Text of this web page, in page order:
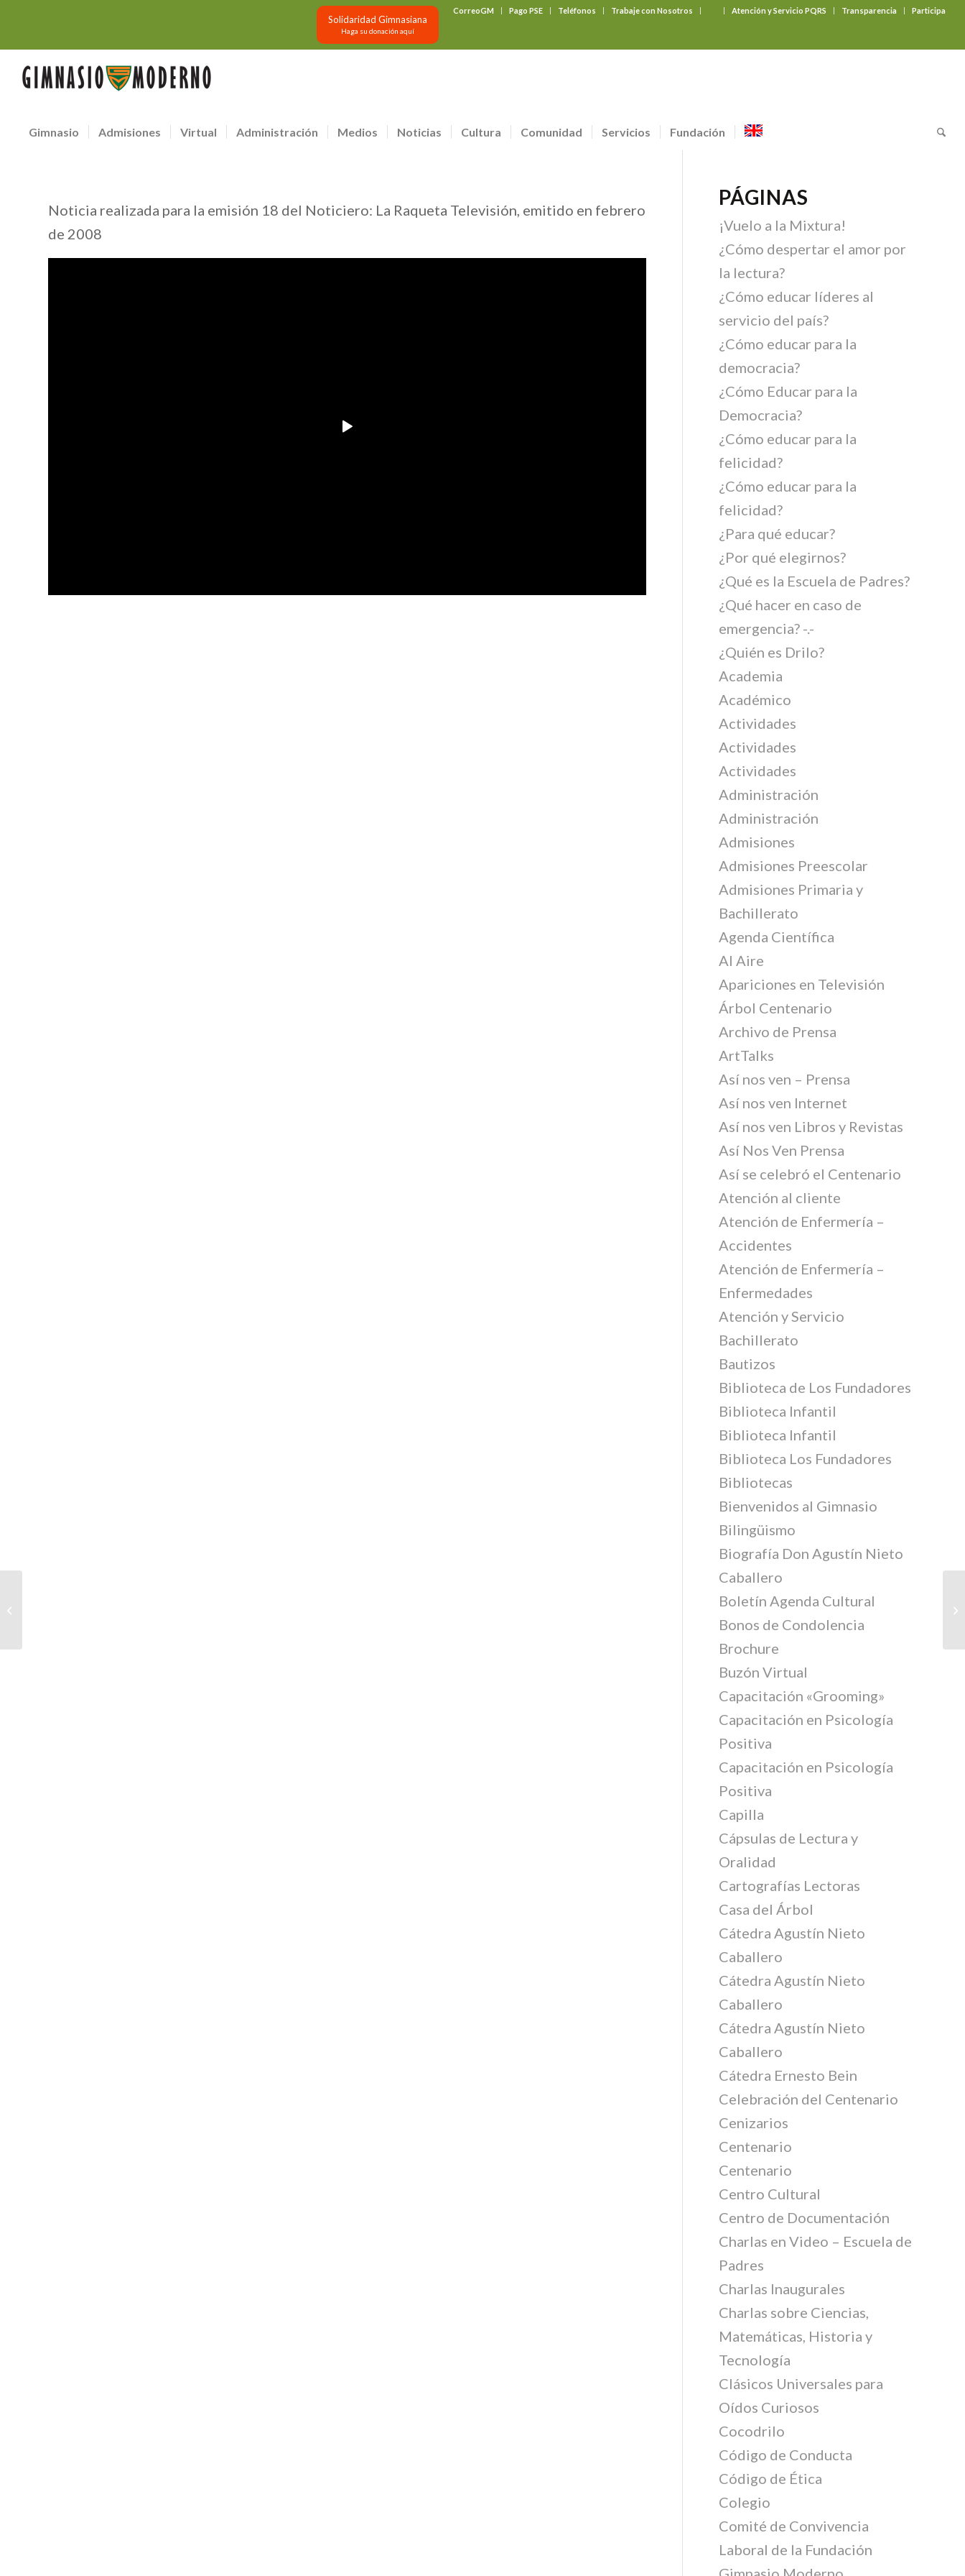
CorreoGM Pago PSE Teléfonos Trabaje con Nosotros Atención y Servicio PQRS Transparencia Participa
Solidaridad Gimnasiana
Haga su donación aquí
Gimnasio Admisiones Virtual Administración Medios Noticias Cultura Comunidad Servicios Fundación
Noticia realizada para la emisión 18 del Noticiero: La Raqueta Televisión, emitido en febrero
de 2008
PÁGINAS
¡Vuelo a la Mixtura!
¿Cómo despertar el amor por
la lectura?
¿Cómo educar líderes al
servicio del país?
¿Cómo educar para la
democracia?
¿Cómo Educar para la
Democracia?
¿Cómo educar para la
felicidad?
¿Cómo educar para la
felicidad?
¿Para qué educar?
¿Por qué elegirnos?
¿Qué es la Escuela de Padres?
¿Qué hacer en caso de
emergencia? -.-
¿Quién es Drilo?
Academia
Académico
Actividades
Actividades
Actividades
Administración
Administración
Admisiones
Admisiones Preescolar
Admisiones Primaria y
Bachillerato
Agenda Científica
Al Aire
Apariciones en Televisión
Árbol Centenario
Archivo de Prensa
ArtTalks
Así nos ven – Prensa
Así nos ven Internet
Así nos ven Libros y Revistas
Así Nos Ven Prensa
Así se celebró el Centenario
Atención al cliente
Atención de Enfermería –
Accidentes
Atención de Enfermería –
Enfermedades
Atención y Servicio
Bachillerato
Bautizos
Biblioteca de Los Fundadores
Biblioteca Infantil
Biblioteca Infantil
Biblioteca Los Fundadores
Bibliotecas
Bienvenidos al Gimnasio
Bilingüismo
Biografía Don Agustín Nieto
Caballero
Boletín Agenda Cultural
Bonos de Condolencia
Brochure
Buzón Virtual
Capacitación «Grooming»
Capacitación en Psicología
Positiva
Capacitación en Psicología
Positiva
Capilla
Cápsulas de Lectura y
Oralidad
Cartografías Lectoras
Casa del Árbol
Cátedra Agustín Nieto
Caballero
Cátedra Agustín Nieto
Caballero
Cátedra Agustín Nieto
Caballero
Cátedra Ernesto Bein
Celebración del Centenario
Cenizarios
Centenario
Centenario
Centro Cultural
Centro de Documentación
Charlas en Video – Escuela de
Padres
Charlas Inaugurales
Charlas sobre Ciencias,
Matemáticas, Historia y
Tecnología
Clásicos Universales para
Oídos Curiosos
Cocodrilo
Código de Conducta
Código de Ética
Colegio
Comité de Convivencia
Laboral de la Fundación